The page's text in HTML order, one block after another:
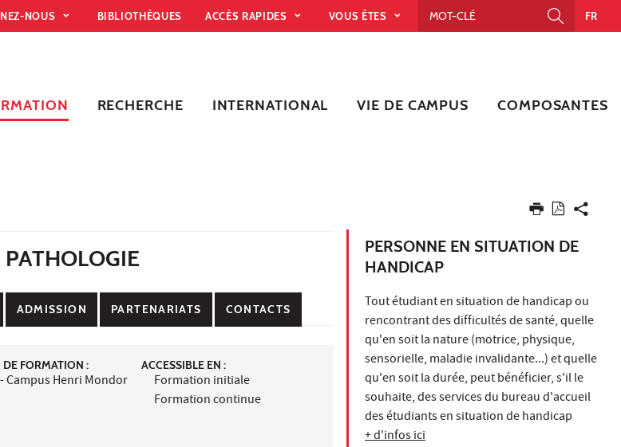
NOUS BIBLIOTHÈQUES ACCÈS RAPIDES VOUS ÊTES FR
RECHERCHE INTERNATIONAL VIE DE CAMPUS COMPOSANTES
ADMISSION PARTENARIATS CONTACTS
FORMATION :
Campus Henri Mondor
ACCESSIBLE EN :
Formation initiale
Formation continue
PERSONNE EN SITUATION DE
HANDICAP
Tout étudiant en situation de handicap ou
rencontrant des difficultés de santé, quelle
qu'en soit la nature (motrice, physique,
sensorielle, maladie invalidante...) et quelle
qu'en soit la durée, peut bénéficier, s'il le
souhaite, des services du bureau d'accueil
des étudiants en situation de handicap
+ d'infos ici